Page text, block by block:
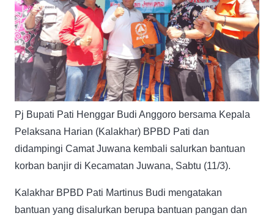
Pj Bupati Pati Henggar Budi Anggoro bersama Kepala
Pelaksana Harian (Kalakhar) BPBD Pati dan
didampingi Camat Juwana kembali salurkan bantuan
korban banjir di Kecamatan Juwana, Sabtu (11/3).
Kalakhar BPBD Pati Martinus Budi mengatakan
bantuan yang disalurkan berupa bantuan pangan dan